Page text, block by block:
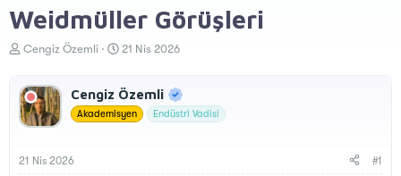
Weidmüller Görüşleri
K
u
y
u
a
Cengiz Özemli
B
l
a
21 Nis 2026
Cengiz Özemli
Akademisyen Endüstri Vadisi
21 Nis 2026 #1